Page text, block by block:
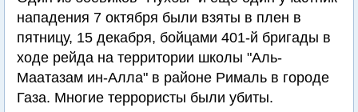
нападения 7 октября были взяты в плен в
пятницу, 15 декабря, бойцами 401-й бригады в
ходе рейда на территории школы "Аль-
Маатазам ин-Алла" в районе Рималь в городе
Газа. Многие террористы были убиты.